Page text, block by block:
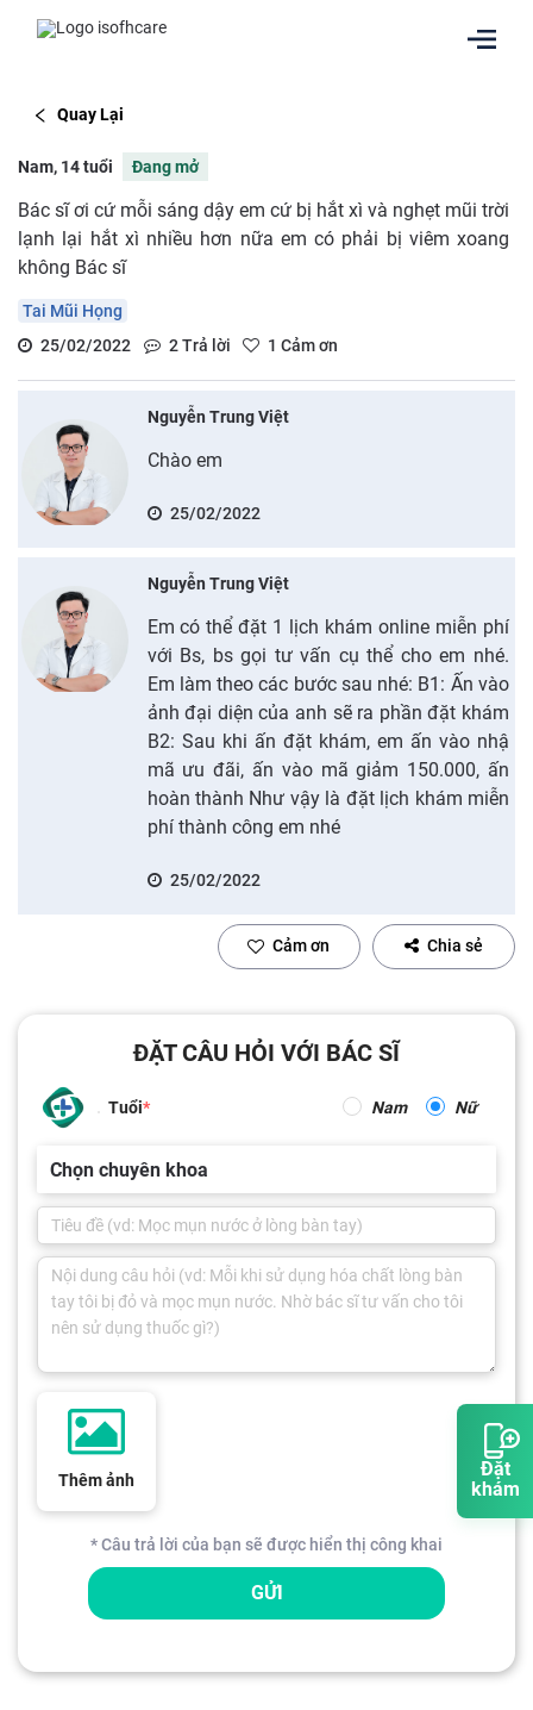
Đặt
khám
Quay Lại
Nam, 14 tuổi Đang mở
Bác sĩ ơi cứ mỗi sáng dậy em cứ bị hắt xì và nghẹt mũi trời
lạnh lại hắt xì nhiều hơn nữa em có phải bị viêm xoang
không Bác sĩ
Tai Mũi Họng
25/02/2022
2Trả lời 1 Cảm ơn
Nguyễn Trung Việt
Chào em
25/02/2022
Nguyễn Trung Việt
Em có thể đặt 1 lịch khám online miễn phí
với Bs, bs gọi tư vấn cụ thể cho em nhé.
Em làm theo các bước sau nhé: B1: Ấn vào
ảnh đại diện của anh sẽ ra phần đặt khám
B2: Sau khi ấn đặt khám, em ấn vào nhậ
mã ưu đãi, ấn vào mã giảm 150.000, ấn
hoàn thành Như vậy là đặt lịch khám miễn
phí thành công em nhé
25/02/2022
Cảm ơn Chia sẻ
ĐẶT CÂU HỎI VỚI BÁC SĨ
Tuổi Nam Nữ
Chọn chuyên khoa
Thêm ảnh
* Câu trả lời của bạn sẽ được hiển thị công khai
GỬI